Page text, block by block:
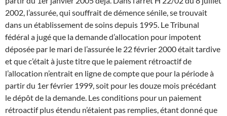
2002, l’assurée, qui souffrait de démence sénile, se trouvait
dans un établissement de soins depuis 1995. Le Tribunal
fédéral a jugé que la demande d’allocation pour impotent
déposée par le mari de l’assurée le 22 février 2000 était tardive
et que c’était à juste titre que le paiement rétroactif de
l’allocation n’entrait en ligne de compte que pour la période à
partir du 1er février 1999, soit pour les douze mois précédant
le dépôt de la demande. Les conditions pour un paiement
rétroactif plus étendu n’étaient pas remplies, étant donné que